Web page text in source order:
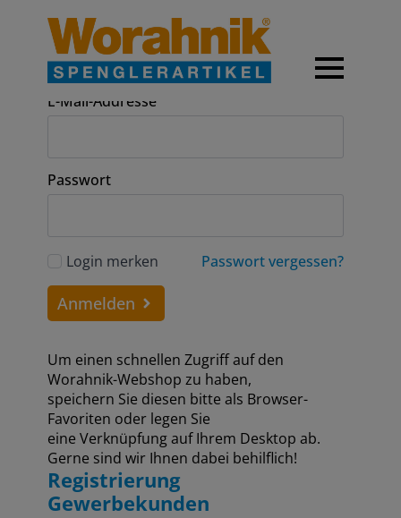
Anmeldung
E-Mail-Addresse
Passwort
Login merken Passwort vergessen?
Anmelden
Um einen schnellen Zugriff auf den
Worahnik-Webshop zu haben,
speichern Sie diesen bitte als Browser-
Favoriten oder legen Sie
eine Verknüpfung auf Ihrem Desktop ab.
Gerne sind wir Ihnen dabei behilflich!
Registrierung
Gewerbekunden